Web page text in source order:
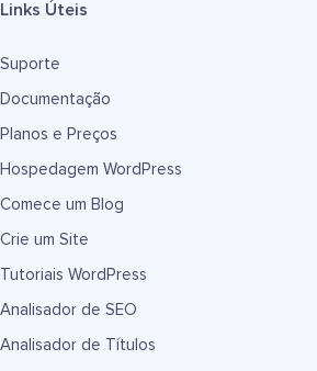
Links Úteis
Suporte
Documentação
Planos e Preços
Hospedagem WordPress
Comece um Blog
Crie um Site
Tutoriais WordPress
Analisador de SEO
Analisador de Títulos